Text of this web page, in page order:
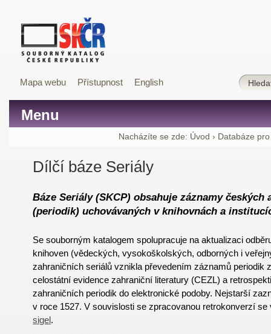
Mapa webu Přístupnost English
Menu
Nacházíte se zde: Úvod › Databáze
Dílčí báze Seriály
Báze Seriály (SKCP) obsahuje záznamy českých
(periodik) uchovávaných v knihovnách a
Se souborným katalogem spolupracuje na aktualizaci
knihoven (vědeckých, vysokoškolských, odborných i
zahraničních seriálů vznikla převedením záznamů periodik
celostátní evidence zahraniční literatury (CEZL) a
zahraničních periodik do elektronické podoby. Nejstarší
v roce 1527. V souvislosti se zpracovanou retrokonverzí
sigel.